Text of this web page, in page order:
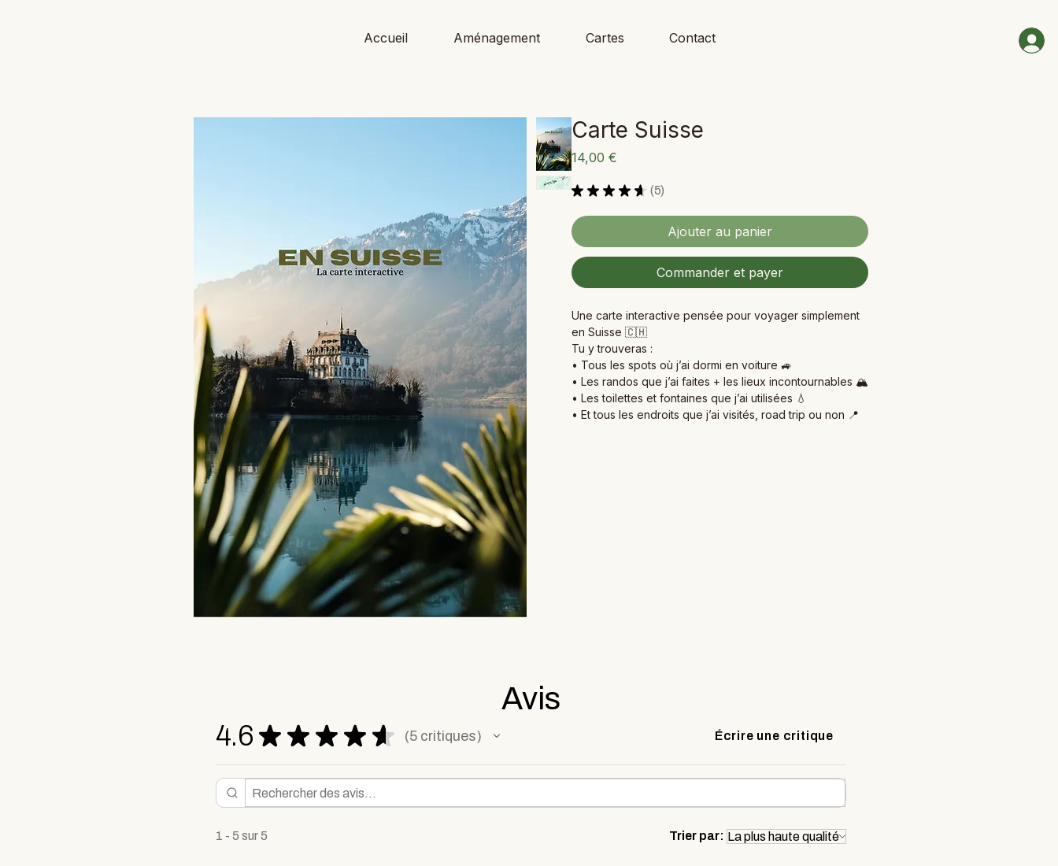
Accueil Aménagement Cartes Contact
Carte Suisse
14,00 €Prix
★ ★ ★ ★ ★ 5
5
Ajouter au panier
Commander et payer
Une carte interactive pensée pour voyager simplement
en Suisse 🇨🇭
Tu y trouveras :
• Tous les spots où j’ai dormi en voiture 🚙
• Les randos que j’ai faites + les lieux incontournables 🏔️
• Les toilettes et fontaines que j’ai utilisées 💧
• Et tous les endroits que j’ai visités, road trip ou non 📍
Avis
4.6 ★ ★ ★ ★ ★ 5 critiques
5 Écrire une critique
1 - 5 sur 5 Trier par: